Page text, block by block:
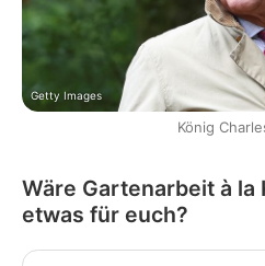
Getty Images
König
Wäre Gartenarbeit à la
etwas für euch?